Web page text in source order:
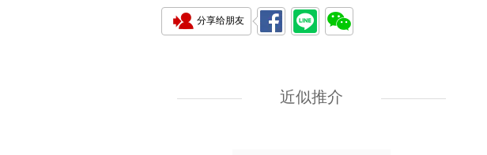
分享给朋友
近似推介
钢 游艇 灰面
107,000.00